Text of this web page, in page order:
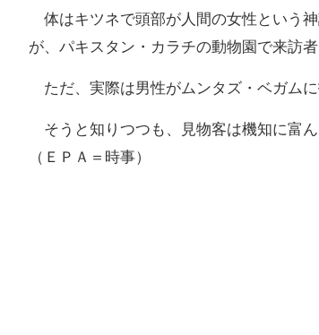
体はキツネで頭部が人間の女性という
が、パキスタン・カラチの動物園で来訪者
ただ、実際は男性がムンタズ・ベガムに
そうと知りつつも、見物客は機知に富
（ＥＰＡ＝時事）